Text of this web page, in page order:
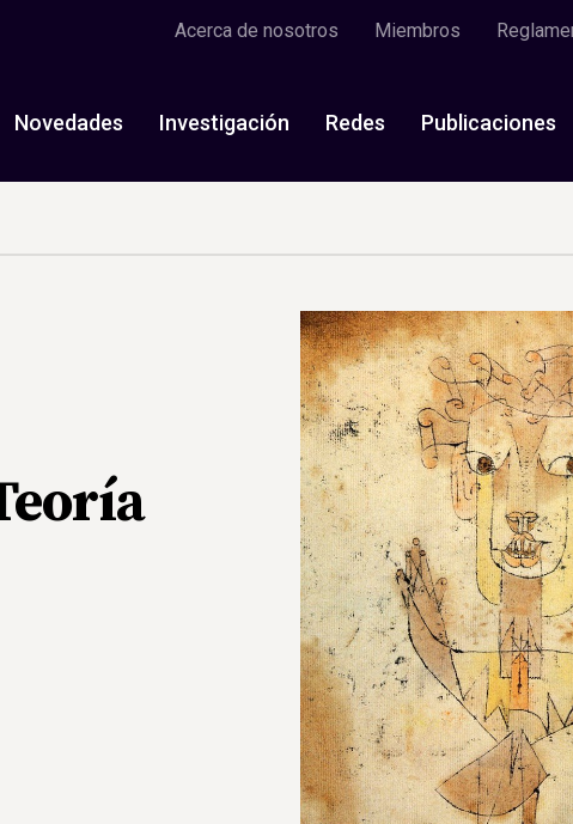
Acerca de nosotros Miembros
Novedades Investigación Redes Publicaciones